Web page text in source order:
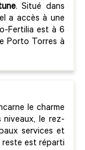
. Situé dans
a accès à une
Fertilia est à 6
Porto Torres à
le charme
le rez-
services et
reste est réparti